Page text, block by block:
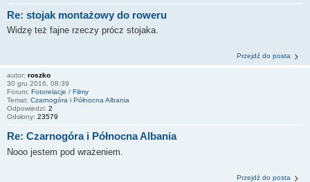
Re: stojak montażowy do roweru
Widzę też fajne rzeczy prócz stojaka.
Przejdź do posta
autor: roszko
30 gru 2016, 08:39
Forum: Fotorelacje / Filmy
Temat: Czarnogóra i Północna Albania
Odpowiedzi: 2
Odsłony: 23579
Re: Czarnogóra i Północna Albania
Nooo jestem pod wrażeniem.
Przejdź do posta